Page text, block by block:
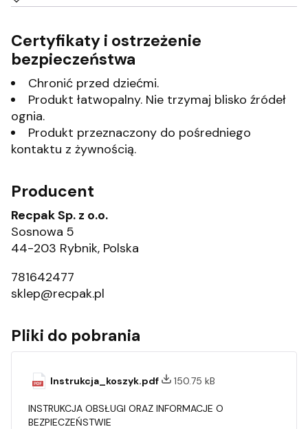
Certyfikaty i ostrzeżenie
bezpieczeństwa
Chronić przed dziećmi.
Produkt łatwopalny. Nie trzymaj blisko źródeł
ognia.
Produkt przeznaczony do pośredniego
kontaktu z żywnością.
Producent
Recpak Sp. z o.o.
Sosnowa 5
44-203 Rybnik, Polska
781642477
sklep@recpak.pl
Pliki do pobrania
Instrukcja_koszyk.pdf 150.75 kB
INSTRUKCJA OBSŁUGI ORAZ INFORMACJE O
BEZPIECZEŃSTWIE